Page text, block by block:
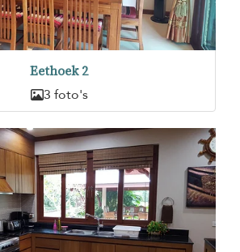
Eethoek 2
3 foto's